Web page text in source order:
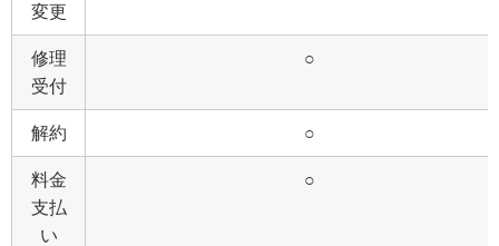
変更
修理
受付
○
解約 ○
料金
支払
い
○